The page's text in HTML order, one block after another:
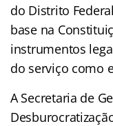
do Distrito
base na
instrumentos
do serviço como
A Secretaria de